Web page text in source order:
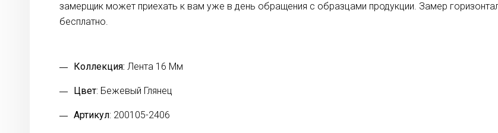
замерщик может приехать к вам уже в день обращения с образцами продукции. Замер
бесплатно.
Коллекция: Лента 16 Мм
Цвет: Бежевый Глянец
Артикул: 200105-2406